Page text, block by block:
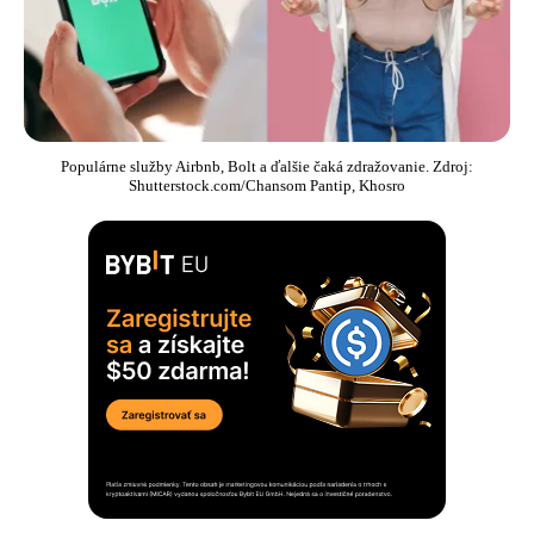
Populárne služby Airbnb, Bolt a ďalšie čaká zdražovanie. Zdroj:
Shutterstock.com/Chansom Pantip, Khosro